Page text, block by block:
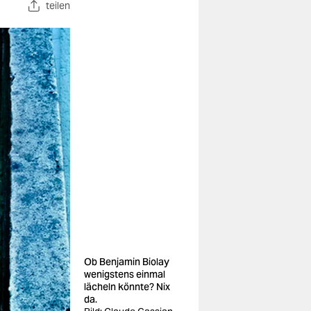
teilen
Ob Benjamin Biolay
wenigstens einmal
lächeln könnte? Nix
da.